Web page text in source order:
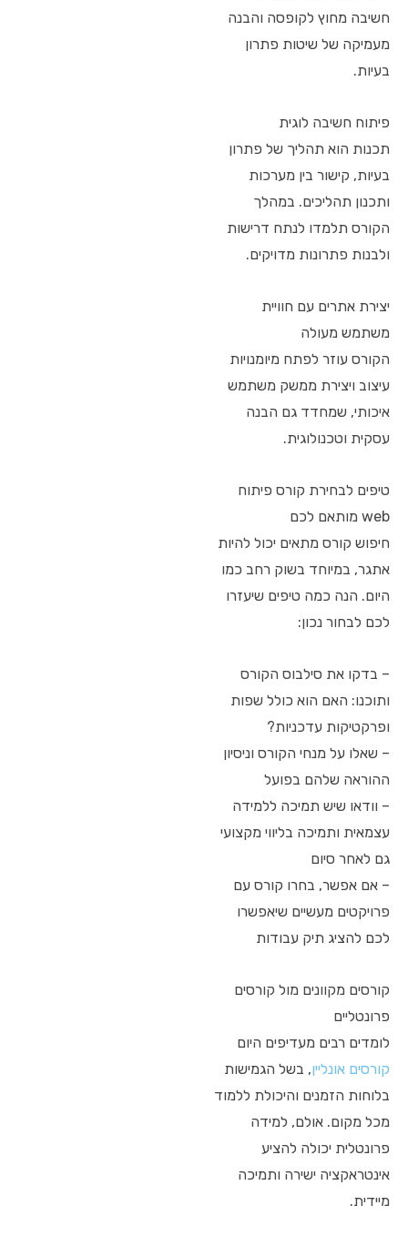
חשיבה מחוץ לקופסה והבנה
מעמיקה של שיטות פתרון
בעיות.
פיתוח חשיבה לוגית
תכנות הוא תהליך של פתרון
בעיות, קישור בין מערכות
ותכנון תהליכים. במהלך
הקורס תלמדו לנתח דרישות
ולבנות פתרונות מדויקים.
יצירת אתרים עם חוויית
משתמש מעולה
הקורס עוזר לפתח מיומנויות
עיצוב ויצירת ממשק משתמש
איכותי, שמחדד גם הבנה
עסקית וטכנולוגית.
טיפים לבחירת קורס פיתוח
web מותאם לכם
חיפוש קורס מתאים יכול להיות
אתגר, במיוחד בשוק רחב כמו
היום. הנה כמה טיפים שיעזרו
לכם לבחור נכון:
– בדקו את סילבוס הקורס
ותוכנו: האם הוא כולל שפות
ופרקטיקות עדכניות?
– שאלו על מנחי הקורס וניסיון
ההוראה שלהם בפועל
– וודאו שיש תמיכה ללמידה
עצמאית ותמיכה בליווי מקצועי
גם לאחר סיום
– אם אפשר, בחרו קורס עם
פרויקטים מעשיים שיאפשרו
לכם להציג תיק עבודות
קורסים מקוונים מול קורסים
פרונטליים
לומדים רבים מעדיפים היום
קורסים אונליין, בשל הגמישות
בלוחות הזמנים והיכולת ללמוד
מכל מקום. אולם, למידה
פרונטלית יכולה להציע
אינטראקציה ישירה ותמיכה
מיידית.